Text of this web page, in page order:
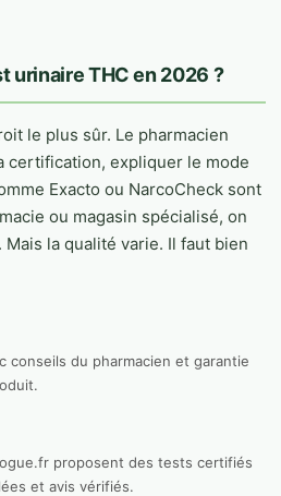
urinaire THC en 2026 ?
le plus sûr. Le pharmacien
certification, expliquer le mode
Exacto ou NarcoCheck sont
ou magasin spécialisé, on
la qualité varie. Il faut bien
conseils du pharmacien et garantie
proposent des tests certifiés
et avis vérifiés.